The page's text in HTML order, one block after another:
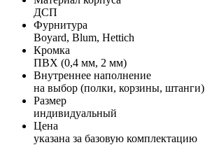
ДСП
Фурнитура
Boyard, Blum, Hettich
Кромка
ПВХ (0,4 мм, 2 мм)
Внутреннее наполнение
на выбор (полки, корзины, штанги)
Размер
индивидуальный
Цена
указана за базовую комплектацию